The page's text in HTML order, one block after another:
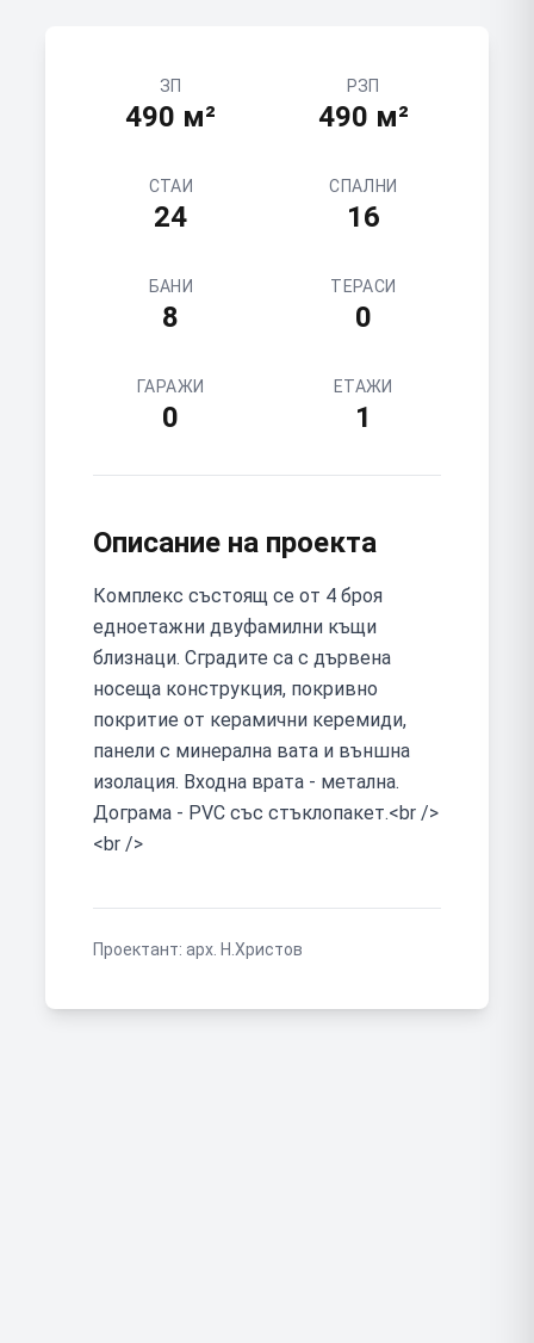
ЗП
490 м²
РЗП
490 м²
СТАИ
24
СПАЛНИ
16
БАНИ
8
ТЕРАСИ
0
ГАРАЖИ
0
ЕТАЖИ
1
Описание на проекта
Комплекс състоящ се от 4 броя
едноетажни двуфамилни къщи
близнаци. Сградите са с дървена
носеща конструкция, покривно
покритие от керамични керемиди,
панели с минерална вата и външна
изолация. Входна врата - метална.
Дограма - PVC със стъклопакет.<br />
<br />
Проектант:арх. Н.Христов